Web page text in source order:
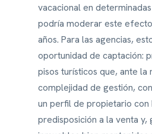
vacacional en
podría moderar este
años. Para las agencias,
oportunidad de captación:
pisos turísticos que, ante
complejidad de gestión,
un perfil de propietario con
predisposición a la venta y,